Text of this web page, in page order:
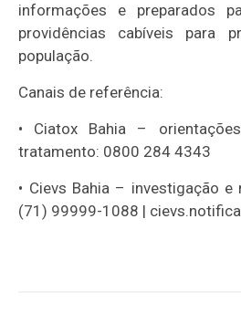
informações e preparados
providências cabíveis para
população.
Canais de referência:
•
Ciatox Bahia –
tratamento: 0800 284 4343
• Cievs Bahia – investigação e
(71) 99999-1088 | cievs